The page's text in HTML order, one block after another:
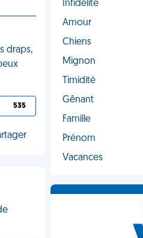
draps,
535
Infidélité
Amour
Chiens
Mignon
Timidité
Gênant
Famille
Prénom
Vacances